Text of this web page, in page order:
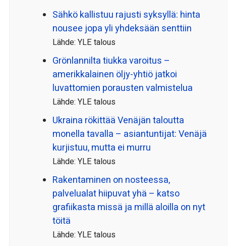
Sähkö kallistuu rajusti syksyllä: hinta
nousee jopa yli yhdeksään senttiin
Lähde: YLE talous
Grönlannilta tiukka varoitus –
amerikkalainen öljy-yhtiö jatkoi
luvattomien porausten valmistelua
Lähde: YLE talous
Ukraina rökittää Venäjän taloutta
monella tavalla – asiantuntijat: Venäjä
kurjistuu, mutta ei murru
Lähde: YLE talous
Rakentaminen on nosteessa,
palvelualat hiipuvat yhä – katso
grafiikasta missä ja millä aloilla on nyt
töitä
Lähde: YLE talous